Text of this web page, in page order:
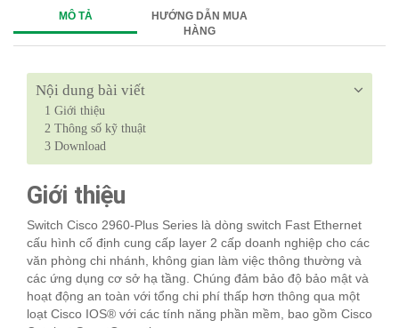
MÔ TẢ
HƯỚNG DẪN MUA
HÀNG
Nội dung bài viết
1 Giới thiệu
2 Thông số kỹ thuật
3 Download
Giới thiệu
Switch Cisco 2960-Plus Series là dòng switch Fast Ethernet
cấu hình cố định cung cấp layer 2 cấp doanh nghiệp cho các
văn phòng chi nhánh, không gian làm việc thông thường và
các ứng dụng cơ sở hạ tầng. Chúng đảm bảo độ bảo mật và
hoạt động an toàn với tổng chi phí thấp hơn thông qua một
loạt Cisco IOS® với các tính năng phần mềm, bao gồm Cisco